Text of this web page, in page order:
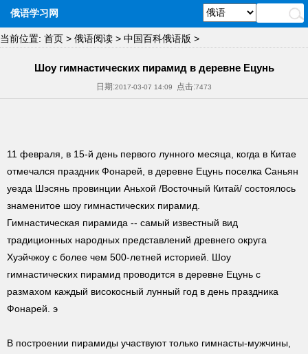
俄语学习网
当前位置: 首页 > 俄语阅读 > 中国百科俄语版 >
Шоу гимнастических пирамид в деревне Ецунь
日期:2017-03-07 14:09 点击:7473
11 февраля, в 15-й день первого лунного месяца, когда в Китае
отмечался праздник Фонарей, в деревне Ецунь поселка Саньян
уезда Шэсянь провинции Аньхой /Восточный Китай/ состоялось
знаменитое шоу гимнастических пирамид.
Гимнастическая пирамида -- самый известный вид
традиционных народных представлений древнего округа
Хуэйчжоу с более чем 500-летней историей. Шоу
гимнастических пирамид проводится в деревне Ецунь с
размахом каждый високосный лунный год в день праздника
Фонарей. э
В построении пирамиды участвуют только гимнасты-мужчины,